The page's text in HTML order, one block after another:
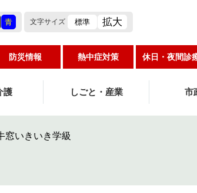
青 文字サイズ 標準 拡大
防災情報 熱中症対策 休日・夜間診
護 しごと・産業 市
窓いきいき学級